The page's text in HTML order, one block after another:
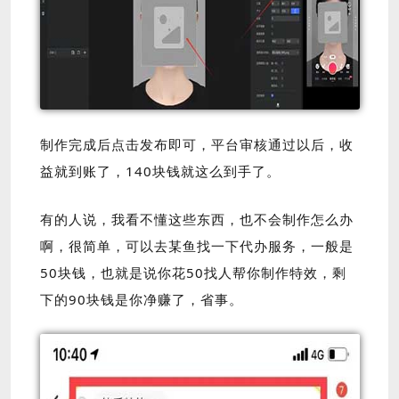
制作完成后点击发布即可，平台审核通过以后，收
益就到账了，140块钱就这么到手了。
有的人说，我看不懂这些东西，也不会制作怎么办
啊，很简单，可以去某鱼找一下代办服务，一般是
50块钱，也就是说你花50找人帮你制作特效，剩
下的90块钱是你净赚了，省事。